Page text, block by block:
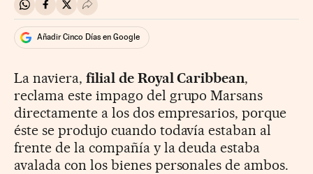
Compartir en Whatsapp
Compartir en Facebook
Compartir en Twitter
Desplegar Redes Sociales
Añadir Cinco Días en Google
La naviera, filial de Royal Caribbean,
reclama este impago del grupo Marsans
directamente a los dos empresarios, porque
éste se produjo cuando todavía estaban al
frente de la compañía y la deuda estaba
avalada con los bienes personales de ambos.